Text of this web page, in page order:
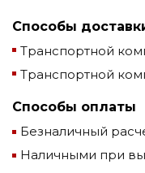
Способы
Транспортной
Транспортной
Способы оплаты
Безналичный
Наличными при